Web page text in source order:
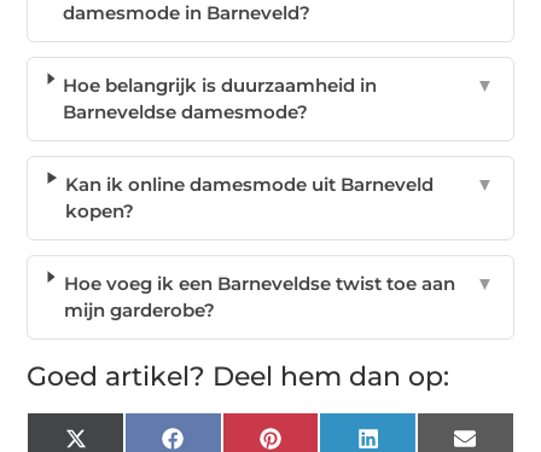
damesmode in Barneveld?
Hoe belangrijk is duurzaamheid in
Barneveldse damesmode?
▼
Kan ik online damesmode uit Barneveld
kopen?
▼
Hoe voeg ik een Barneveldse twist toe aan
mijn garderobe?
▼
Goed artikel? Deel hem dan op:
X FacebookPinterest LinkedIn Email